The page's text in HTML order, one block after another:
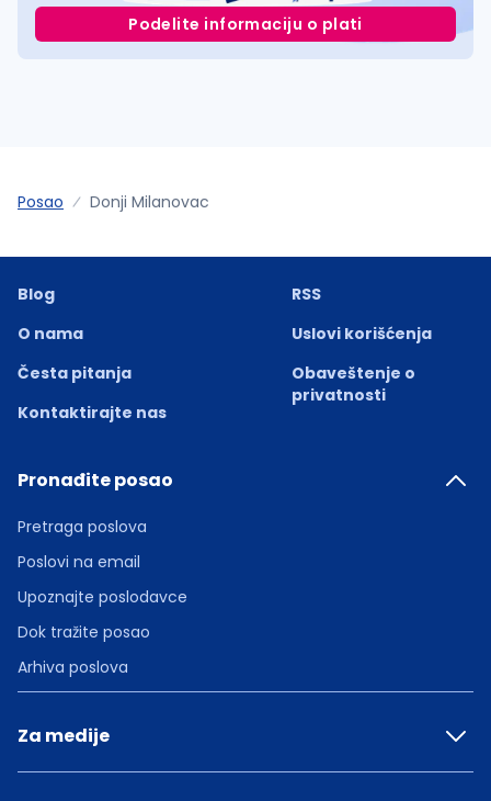
Podelite informaciju o plati
Posao Donji Milanovac
Blog
O nama
Česta pitanja
Kontaktirajte nas
RSS
Uslovi korišćenja
Obaveštenje o
privatnosti
Pronađite posao
Pretraga poslova
Poslovi na email
Upoznajte poslodavce
Dok tražite posao
Arhiva poslova
Za medije